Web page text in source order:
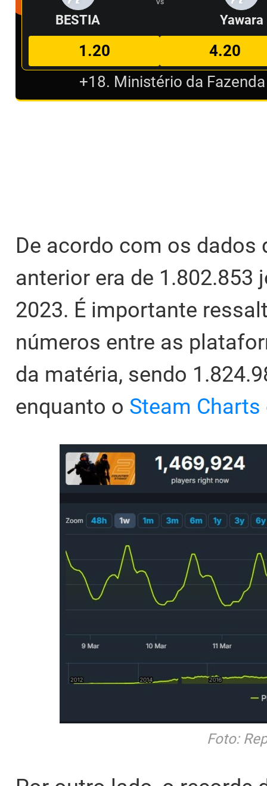
BESTIA
VS
Yawara
1.20
4.20
+18. Ministério da
De acordo com os dados
anterior era de
2023. É importante
números entre as
da matéria, sendo
enquanto o Steam Charts
Foto: